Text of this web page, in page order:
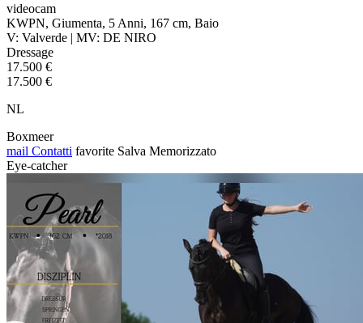
videocam
KWPN, Giumenta, 5 Anni, 167 cm, Baio
V: Valverde | MV: DE NIRO
Dressage
17.500 €
17.500 €
NL
Boxmeer
mail Contatti favorite Salva Memorizzato
Eye-catcher